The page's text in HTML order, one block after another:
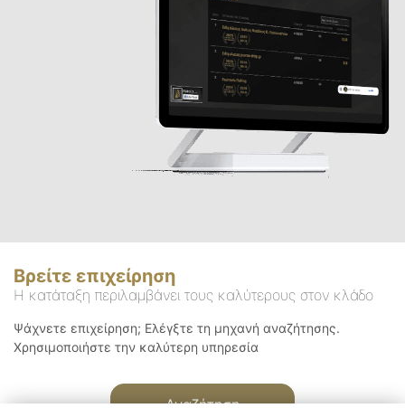
Βρείτε επιχείρηση
Η κατάταξη περιλαμβάνει τους καλύτερους στον κλάδο
Ψάχνετε επιχείρηση; Ελέγξτε τη μηχανή αναζήτησης.
Χρησιμοποιήστε την καλύτερη υπηρεσία